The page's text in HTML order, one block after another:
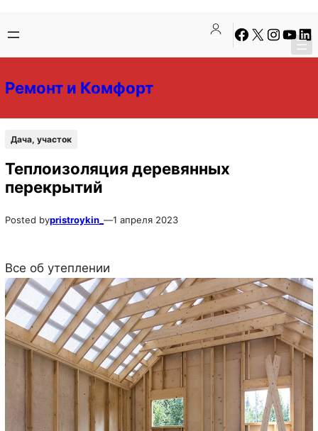
содержимому
содержимому
Facebook
X Instagram
Ремонт и Комфорт
Дача, участок
Теплоизоляция деревянных
перекрытий
Posted bypristroykin_ —1 апреля 2023
Все об утеплении